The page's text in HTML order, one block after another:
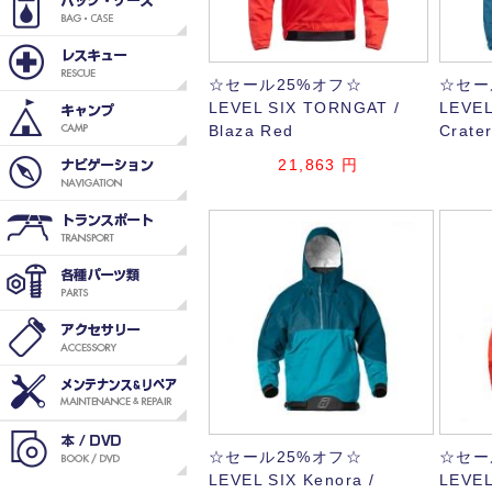
☆セール25%オフ☆
LEVEL SIX TORNGAT /
Blaza Red
21,863 円
☆セ
☆セール25%オフ☆
LEVEL SIX Kenora /
☆セ